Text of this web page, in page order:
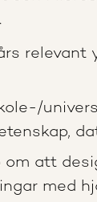
relevant
om att
med